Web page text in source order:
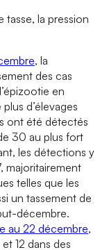
tasse, la pression
, la
des cas
en
d’élevages
ont été détectés
30 au plus fort
les détections y
majoritairement
telles que les
un tassement de
décembre.
au 22 décembre,
12 dans des